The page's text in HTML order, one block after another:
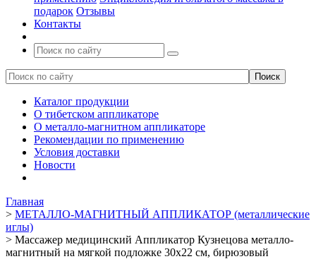
подарок Отзывы
Контакты
Каталог продукции
О тибетском аппликаторе
О металло-магнитном аппликаторе
Рекомендации по применению
Условия доставки
Новости
Главная
> МЕТАЛЛО-МАГНИТНЫЙ АППЛИКАТОР (металлические
иглы)
> Массажер медицинский Аппликатор Кузнецова металло-
магнитный на мягкой подложке 30х22 см, бирюзовый